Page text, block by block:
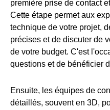
première prise de contact
Cette étape permet aux
technique de votre projet,
précises et de discuter de
de votre budget. C'est
questions et de bénéficier
Ensuite, les équipes de
détaillés, souvent en 3D,